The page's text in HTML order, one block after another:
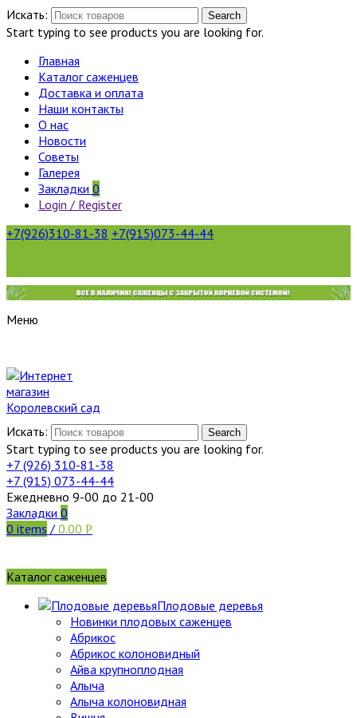
Искать: Search
Start typing to see products you are looking for.
Главная
Каталог саженцев
Доставка и оплата
Наши контакты
О нас
Новости
Советы
Галерея
Закладки 0
Login / Register
+7(926)310-81-38 +7(915)073-44-44
Меню
Искать: Search
Start typing to see products you are looking for.
+7 (926) 310-81-38
+7 (915) 073-44-44
Ежедневно 9-00 до 21-00
Закладки 0
0 items / 0.00 Р
Каталог саженцев
Плодовые деревья
Новинки плодовых саженцев
Абрикос
Абрикос колоновидный
Айва крупноплодная
Алыча
Алыча колоновидная